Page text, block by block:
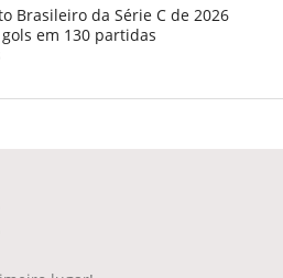
Brasileiro da Série C de 2026
em 130 partidas